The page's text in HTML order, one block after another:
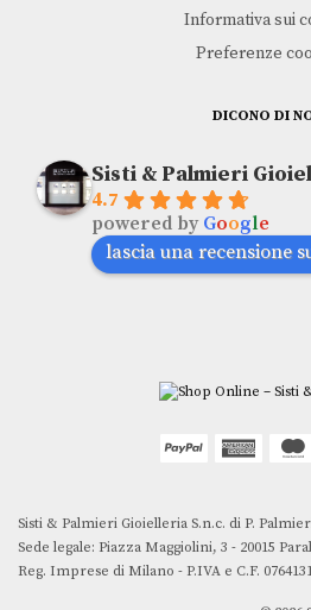
Informativa sui
Preferenze
DICONO DI
Sisti & Palmieri
4.7
powered by Google
lascia una recensione
Sisti & Palmieri Gioielleria S.n.c. di P.
Sede legale: Piazza Maggiolini, 3 - 20015
Reg. Imprese di Milano - P.IVA e C.F.